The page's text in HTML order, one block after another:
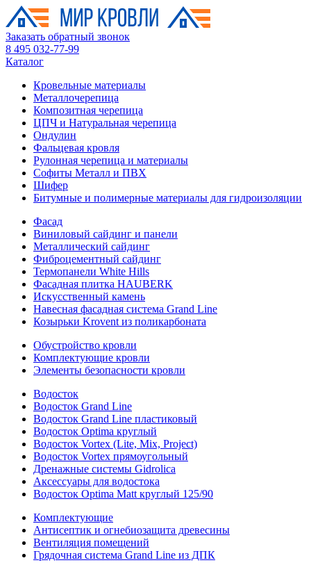
Заказать обратный звонок
8 495 032-77-99
Каталог
Кровельные материалы
Металлочерепица
Композитная черепица
ЦПЧ и Натуральная черепица
Ондулин
Фальцевая кровля
Рулонная черепица и материалы
Софиты Металл и ПВХ
Шифер
Битумные и полимерные материалы для гидроизоляции
Фасад
Виниловый сайдинг и панели
Металлический сайдинг
Фиброцементный сайдинг
Термопанели White Hills
Фасадная плитка HAUBERK
Искусственный камень
Навесная фасадная система Grand Line
Козырьки Krovent из поликарбоната
Обустройство кровли
Комплектующие кровли
Элементы безопасности кровли
Водосток
Водосток Grand Line
Водосток Grand Line пластиковый
Водосток Optima круглый
Водосток Vortex (Lite, Mix, Project)
Водосток Vortex прямоугольный
Дренажные системы Gidrolica
Аксессуары для водостока
Водосток Optima Matt круглый 125/90
Комплектующие
Антисептик и огнебиозащита древесины
Вентиляция помещений
Грядочная система Grand Line из ДПК